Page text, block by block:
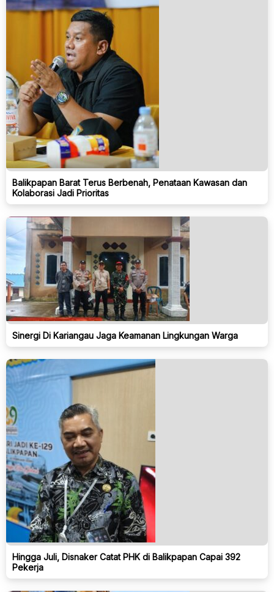
Balikpapan Barat Terus Berbenah, Penataan Kawasan dan
Kolaborasi Jadi Prioritas
Sinergi Di Kariangau Jaga Keamanan Lingkungan Warga
Hingga Juli, Disnaker Catat PHK di Balikpapan Capai 392
Pekerja